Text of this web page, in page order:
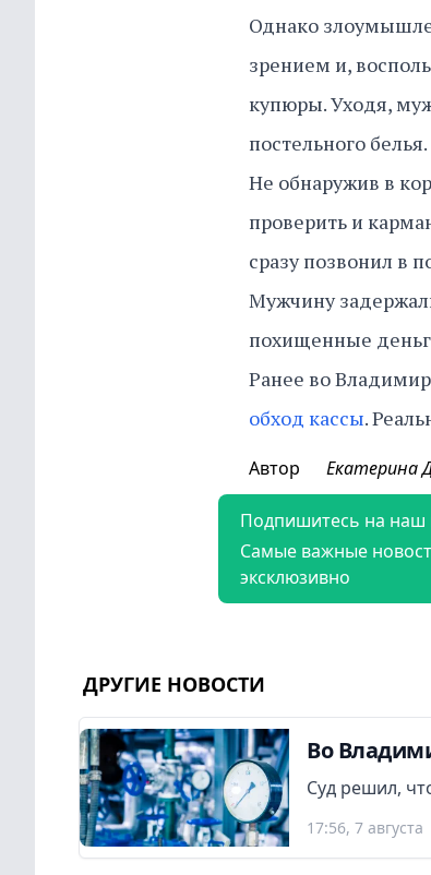
Однако
зрением и,
купюры. Уходя,
постельного белья.
Не обнаружив в
проверить и
сразу позвонил в
Мужчину
похищенные
Ранее во
обход кассы.
Автор Екатерина
Подпишитесь на наш
Самые важные
эксклюзивно
ДРУГИЕ НОВОСТИ
Во
Суд решил,
17:56, 7 августа